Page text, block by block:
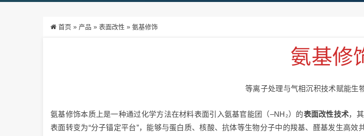
首页 » 产品 » 表面改性 » 氨基修饰
氨基修
等离子处理与气相沉积技术赋能生
氨基修饰本质上是一种通过化学方法在材料表面引入氨基官能团（–NH₂）的表面改性技术，
表面转变为“分子锚定平台”，能够与蛋白质、核酸、抗体等生物分子中的羧基、醛基发生高